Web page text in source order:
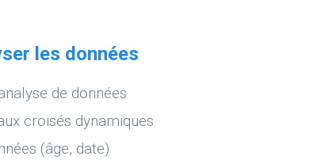
les données
de données
croisés dynamiques
(âge, date)